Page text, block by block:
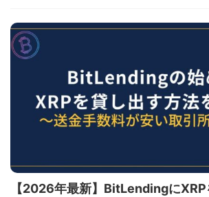
【2026年最新】BitLendingにXRP